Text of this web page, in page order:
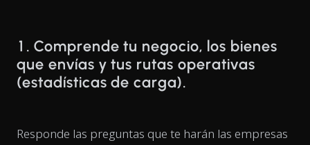
1. Comprende tu negocio, los bienes
que envías y tus rutas operativas
(estadísticas de carga).
Responde las preguntas que te harán las empresas